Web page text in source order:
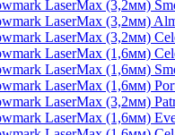
LaserMax (3,2мм)
LaserMax (3,2мм)
LaserMax (3,2мм)
LaserMax (1,6мм)
LaserMax (1,6мм)
LaserMax (1,6мм)
LaserMax (3,2мм)
LaserMax (1,6мм)